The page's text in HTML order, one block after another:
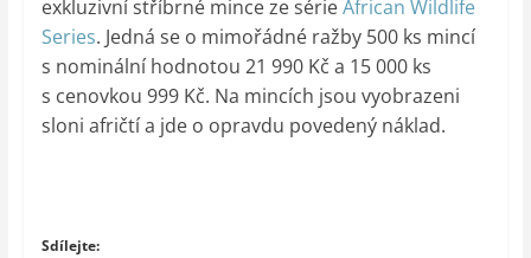
exkluzivní stříbrné mince ze sérieAfrican Wildlife
Series. Jedná se o mimořádné ražby 500 ks mincí
s nominální hodnotou 21 990 Kč a 15 000 ks
s cenovkou 999 Kč. Na mincích jsou vyobrazeni
sloni afričtí a jde o opravdu povedený náklad.
Sdílejte: